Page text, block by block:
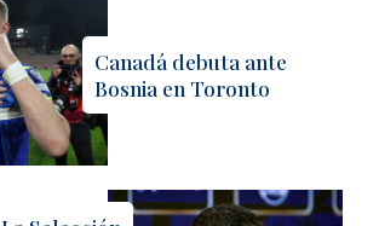
Canadá debuta ante
Bosnia en Toronto